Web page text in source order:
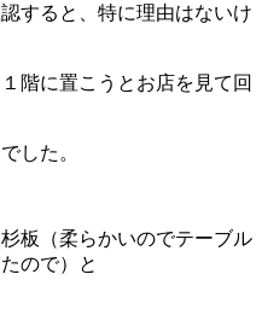
すると、特に理由はないけ
階に置こうとお店を見て回
した。
板（柔らかいのでテーブル
ので）と